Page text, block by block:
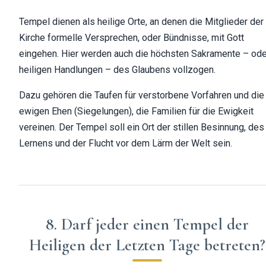
Tempel dienen als heilige Orte, an denen die Mitglieder der
Kirche formelle Versprechen, oder Bündnisse, mit Gott
eingehen. Hier werden auch die höchsten Sakramente –
heiligen Handlungen – des Glaubens vollzogen.
Dazu gehören die Taufen für verstorbene Vorfahren und die
ewigen Ehen (Siegelungen), die Familien für die Ewigkeit
vereinen. Der Tempel soll ein Ort der stillen Besinnung, des
Lernens und der Flucht vor dem Lärm der Welt sein.
8. Darf jeder einen Tempel der
Heiligen der Letzten Tage betreten?